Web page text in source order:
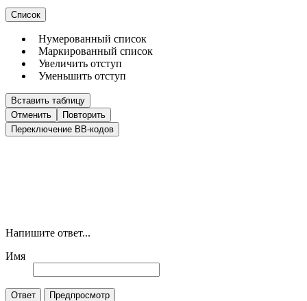
Список
Нумерованный список
Маркированный список
Увеличить отступ
Уменьшить отступ
Вставить таблицу
Отменить
Повторить
Переключение BB-кодов
Напишите ответ...
Имя
Ответ Предпросмотр